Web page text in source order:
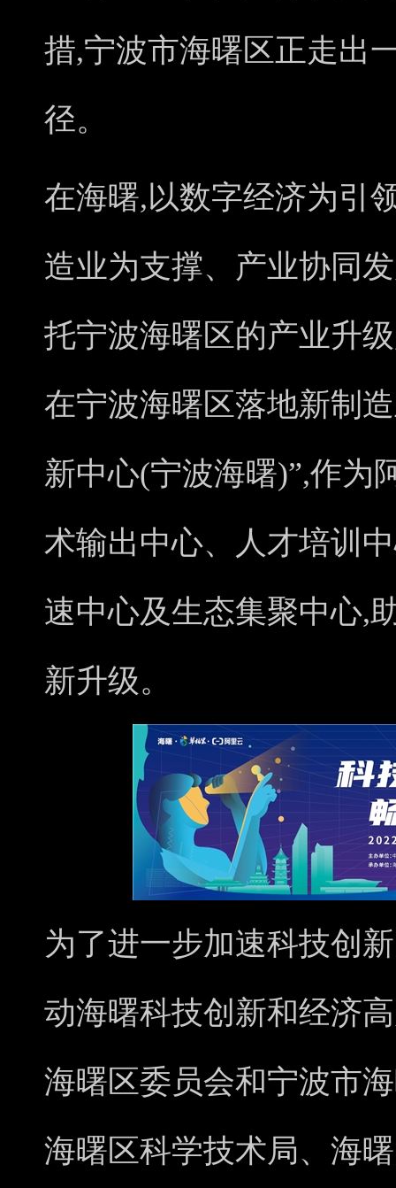
措,宁波市海曙区正走出
径。
在海曙,以数字经济为引
造业为支撑、产业协同
托宁波海曙区的产业升
在宁波海曙区落地新制
新中心(宁波海曙)”,作为
术输出中心、人才培训
速中心及生态集聚中心,
新升级。
为了进一步加速科技创
动海曙科技创新和经济
海曙区委员会和宁波市
海曙区科学技术局、海